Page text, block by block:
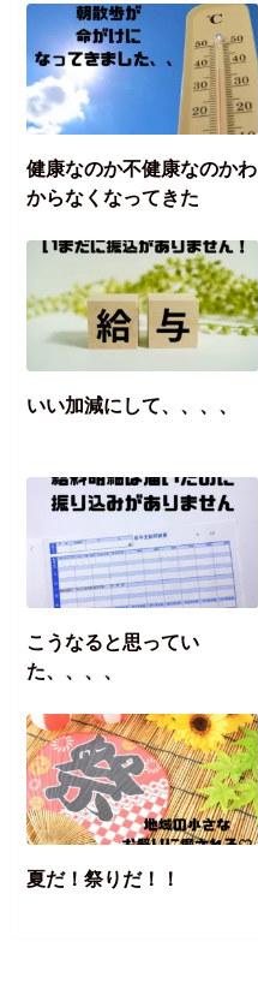
健康なのか不健康なのかわ
からなくなってきた
いい加減にして、、、、
こうなると思ってい
た、、、、
夏だ！祭りだ！！